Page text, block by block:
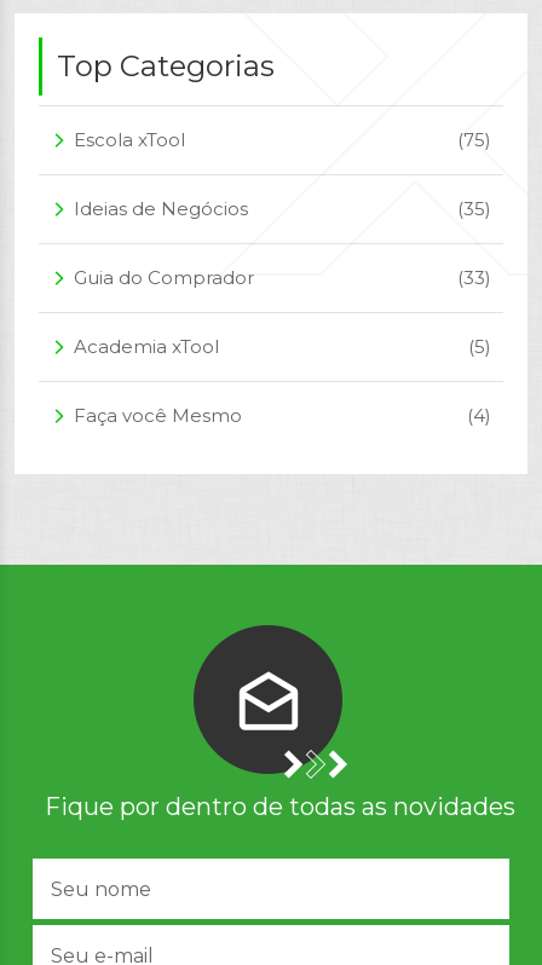
Top Categorias
arrow_forward_ios Escola xTool (75)
arrow_forward_ios Ideias de Negócios (35)
arrow_forward_ios Guia do Comprador (33)
arrow_forward_ios Academia xTool (5)
arrow_forward_ios Faça você Mesmo (4)
Fique por dentro de todas as novidades